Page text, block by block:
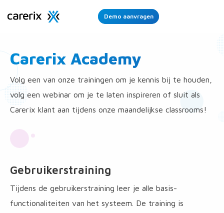
Demo aanvragen
Carerix Academy
Volg een van onze trainingen om je kennis bij te houden,
volg een webinar om je te laten inspireren of sluit als
Carerix klant aan tijdens onze maandelijkse classrooms!
Gebruikerstraining
Tijdens de gebruikerstraining leer je alle basis-
functionaliteiten van het systeem. De training is